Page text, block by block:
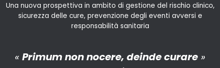
Una nuova prospettiva in ambito di gestione del rischio clinico,
sicurezza delle cure, prevenzione degli eventi avversi e
responsabilità sanitaria
« Primum non nocere, deinde curare »